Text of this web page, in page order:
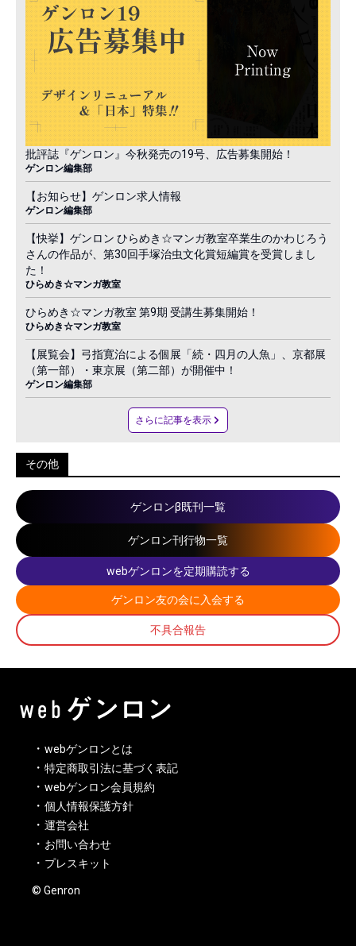
批評誌『ゲンロン』今秋発売の19号、広告募集開始！
ゲンロン編集部
【お知らせ】ゲンロン求人情報
ゲンロン編集部
【快挙】ゲンロン ひらめき☆マンガ教室卒業生のかわじろう
さんの作品が、第30回手塚治虫文化賞短編賞を受賞しまし
た！
ひらめき☆マンガ教室
ひらめき☆マンガ教室 第9期 受講生募集開始！
ひらめき☆マンガ教室
【展覧会】弓指寛治による個展「続・四月の人魚」、京都展
（第一部）・東京展（第二部）が開催中！
ゲンロン編集部
さらに記事を表示
その他
ゲンロンβ既刊一覧
ゲンロン刊行物一覧
webゲンロンを定期購読する
ゲンロン友の会に入会する
不具合報告
webゲンロンとは
特定商取引法に基づく表記
webゲンロン会員規約
個人情報保護方針
運営会社
お問い合わせ
プレスキット
© Genron